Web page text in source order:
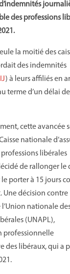
des professions
la moitié des
des indemnités
IJ) à leurs affiliés en
terme d’un délai
cette avancée
nationale
libérales
de rallonger le
porter à 15 jours
Une décision
l’Union nationale
(UNAPL),
professionnelle
des libéraux, qui a